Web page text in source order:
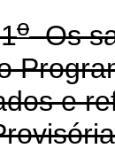
oOs
e